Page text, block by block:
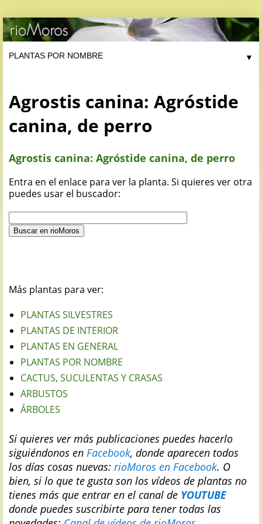
▼
Agrostis canina: Agróstide
canina, de perro
Agrostis canina: Agróstide canina, de perro
Entra en el enlace para ver la planta. Si quieres ver otra
puedes usar el buscador:
Más plantas para ver:
PLANTAS SILVESTRES
PLANTAS DE INTERIOR
PLANTAS EN GENERAL
PLANTAS POR NOMBRE
CACTUS, SUCULENTAS Y CRASAS
ARBUSTOS
ÁRBOLES
Si quieres ver más publicaciones puedes hacerlo
siguiéndonos en Facebook, donde aparecen todos
los días cosas nuevas: rioMoros en Facebook. O
bien, si lo que te gusta son los vídeos de plantas no
tienes más que entrar en el canal de YOUTUBE
donde puedes suscribirte para tener todas las